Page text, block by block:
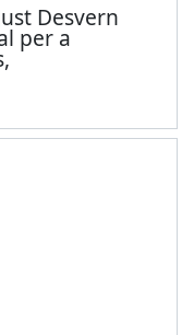
Desvern
per a